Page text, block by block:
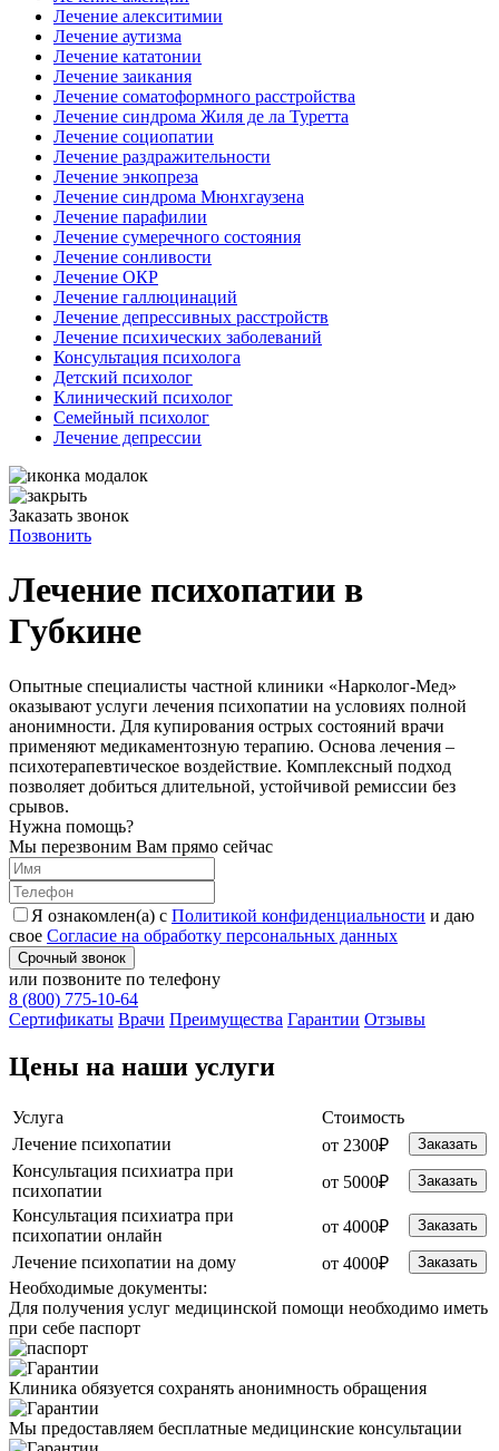
Лечение алекситимии
Лечение аутизма
Лечение кататонии
Лечение заикания
Лечение соматоформного расстройства
Лечение синдрома Жиля де ла Туретта
Лечение социопатии
Лечение раздражительности
Лечение энкопреза
Лечение синдрома Мюнхгаузена
Лечение парафилии
Лечение сумеречного состояния
Лечение сонливости
Лечение ОКР
Лечение галлюцинаций
Лечение депрессивных расстройств
Лечение психических заболеваний
Консультация психолога
Детский психолог
Клинический психолог
Семейный психолог
Лечение депрессии
Заказать звонок
Позвонить
Лечение психопатии в
Губкине
Опытные специалисты частной клиники «Нарколог-Мед»
оказывают услуги лечения психопатии на условиях полной
анонимности. Для купирования острых состояний врачи
применяют медикаментозную терапию. Основа лечения –
психотерапевтическое воздействие. Комплексный подход
позволяет добиться длительной, устойчивой ремиссии без
срывов.
Нужна помощь?
Мы перезвоним Вам прямо сейчас
Я ознакомлен(а) с Политикой конфиденциальности и даю
свое Согласие на обработку персональных данных
Срочный звонок
или позвоните по телефону
8 (800) 775-10-64
Cертификаты Врачи Преимущества Гарантии Отзывы
Цены на наши услуги
Услуга
Стоимость
Лечение психопатии
от 2300₽ Заказать
Консультация психиатра при
психопатии
от 5000₽ Заказать
Консультация психиатра при
психопатии онлайн
от 4000₽ Заказать
Лечение психопатии на дому от 4000₽ Заказать
Необходимые документы:
Для получения услуг медицинской помощи необходимо иметь
при себе паспорт
Клиника обязуется сохранять анонимность обращения
Мы предоставляем бесплатные медицинские консультации